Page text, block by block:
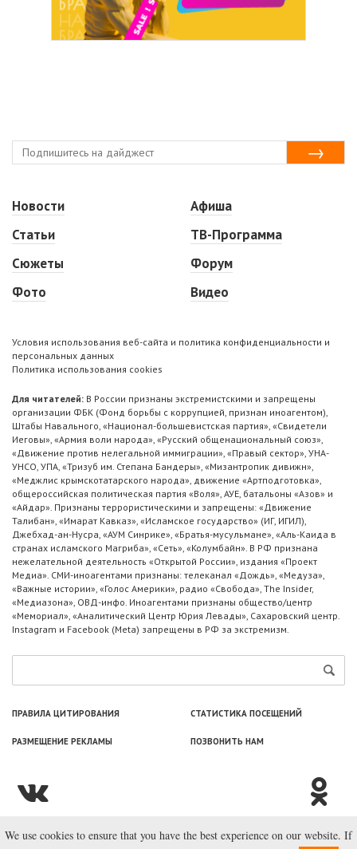
Новости
Статьи
Сюжеты
Фото
Афиша
ТВ-Программа
Форум
Видео
Условия использования веб-сайта и политика конфиденциальности и
персональных данных
Политика использования cookies
Для читателей: В России признаны экстремистскими и запрещены
организации ФБК (Фонд борьбы с коррупцией, признан иноагентом),
Штабы Навального, «Национал-большевистская партия», «Свидетели
Иеговы», «Армия воли народа», «Русский общенациональный союз»,
«Движение против нелегальной иммиграции», «Правый сектор», УНА-
УНСО, УПА, «Тризуб им. Степана Бандеры», «Мизантропик дивижн»,
«Меджлис крымскотатарского народа», движение «Артподготовка»,
общероссийская политическая партия «Воля», АУЕ, батальоны «Азов» и
«Айдар». Признаны террористическими и запрещены: «Движение
Талибан», «Имарат Кавказ», «Исламское государство» (ИГ, ИГИЛ),
Джебхад-ан-Нусра, «АУМ Синрике», «Братья-мусульмане», «Аль-Каида в
странах исламского Магриба», «Сеть», «Колумбайн». В РФ признана
нежелательной деятельность «Открытой России», издания «Проект
Медиа». СМИ-иноагентами признаны: телеканал «Дождь», «Медуза»,
«Важные истории», «Голос Америки», радио «Свобода», The Insider,
«Медиазона», ОВД-инфо. Иноагентами признаны общество/центр
«Мемориал», «Аналитический Центр Юрия Левады», Сахаровский центр.
Instagram и Facebook (Metа) запрещены в РФ за экстремизм.
ПРАВИЛА ЦИТИРОВАНИЯ СТАТИСТИКА ПОСЕЩЕНИЙ
РАЗМЕЩЕНИЕ РЕКЛАМЫ ПОЗВОНИТЬ НАМ
© ООО «Лаборатория Новоcтей», 2003—2026.
We use cookies to ensure that you have the best experience on our website. If